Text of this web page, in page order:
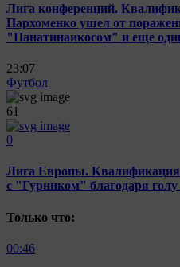
Лига конференций.
Пархоменко ушел от
"Панатинаикосом" и еще
23:07
Футбол
61
0
Лига Европы.
с "Гурником" благодаря голу
Только что:
00:46